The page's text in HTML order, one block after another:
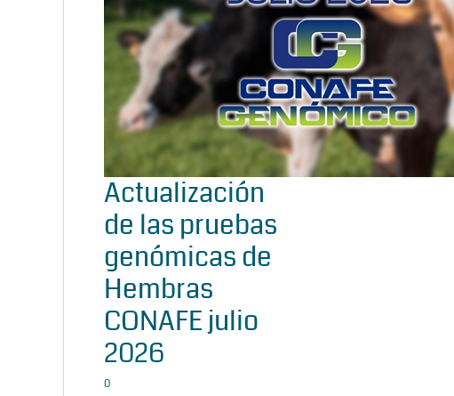
Actualización
de las pruebas
genómicas de
Hembras
CONAFE julio
2026
0